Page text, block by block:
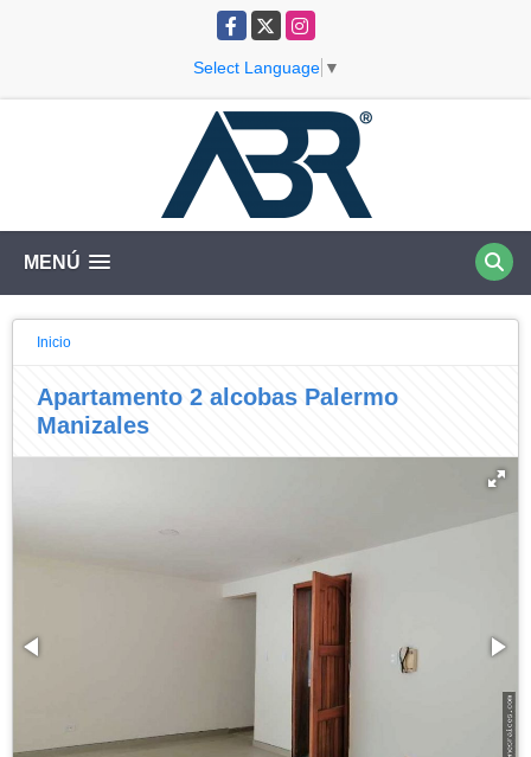
Facebook
X Instagram
Select Language ▼
MENÚ
Inicio
Apartamento 2 alcobas Palermo
Manizales